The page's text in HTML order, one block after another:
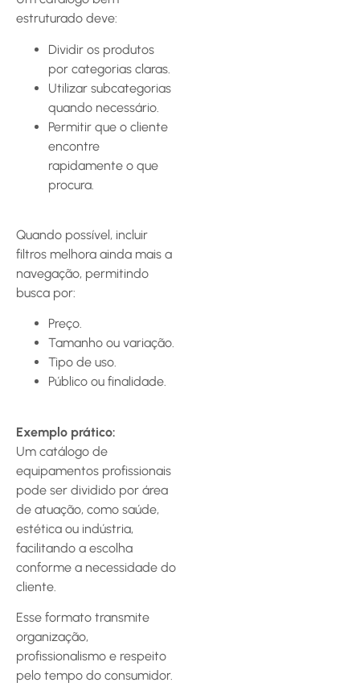
estruturado deve:
Dividir os produtos
por categorias claras.
Utilizar subcategorias
quando necessário.
Permitir que o cliente
encontre
rapidamente o que
procura.
Quando possível, incluir
filtros melhora ainda mais a
navegação, permitindo
busca por:
Preço.
Tamanho ou variação.
Tipo de uso.
Público ou finalidade.
Exemplo prático:
Um catálogo de
equipamentos profissionais
pode ser dividido por área
de atuação, como saúde,
estética ou indústria,
facilitando a escolha
conforme a necessidade do
cliente.
Esse formato transmite
organização,
profissionalismo e respeito
pelo tempo do consumidor.